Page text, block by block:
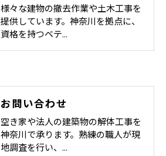
様々な建物の撤去作業や土木工事を
提供しています。神奈川を拠点に、
資格を持つベテ…
お問い合わせ
空き家や法人の建築物の解体工事を
神奈川で承ります。熟練の職人が現
地調査を行い、…